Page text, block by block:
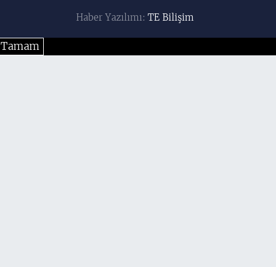
Haber Yazılımı:TE Bilişim
Tamam